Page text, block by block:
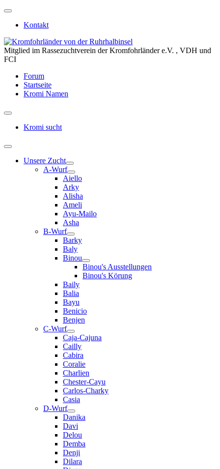
Kontakt
Mitglied im Rassezuchtverein der Kromfohrländer e.V. , VDH und
FCI
Forum
Startseite
Kromi Namen
Kromi sucht
Unsere Zucht
A-Wurf
Aiello
Arky
Alisha
Ameli
Ayu-Mailo
Asha
B-Wurf
Barky
Baly
Binou
Binou's Ausstellungen
Binou's Körung
Baily
Balia
Bayu
Benicio
Benjen
C-Wurf
Caja-Cajuna
Cailly
Cabira
Coralie
Charlien
Chester-Cayu
Carlos-Charky
Casia
D-Wurf
Danika
Davi
Delou
Demba
Denji
Dilara